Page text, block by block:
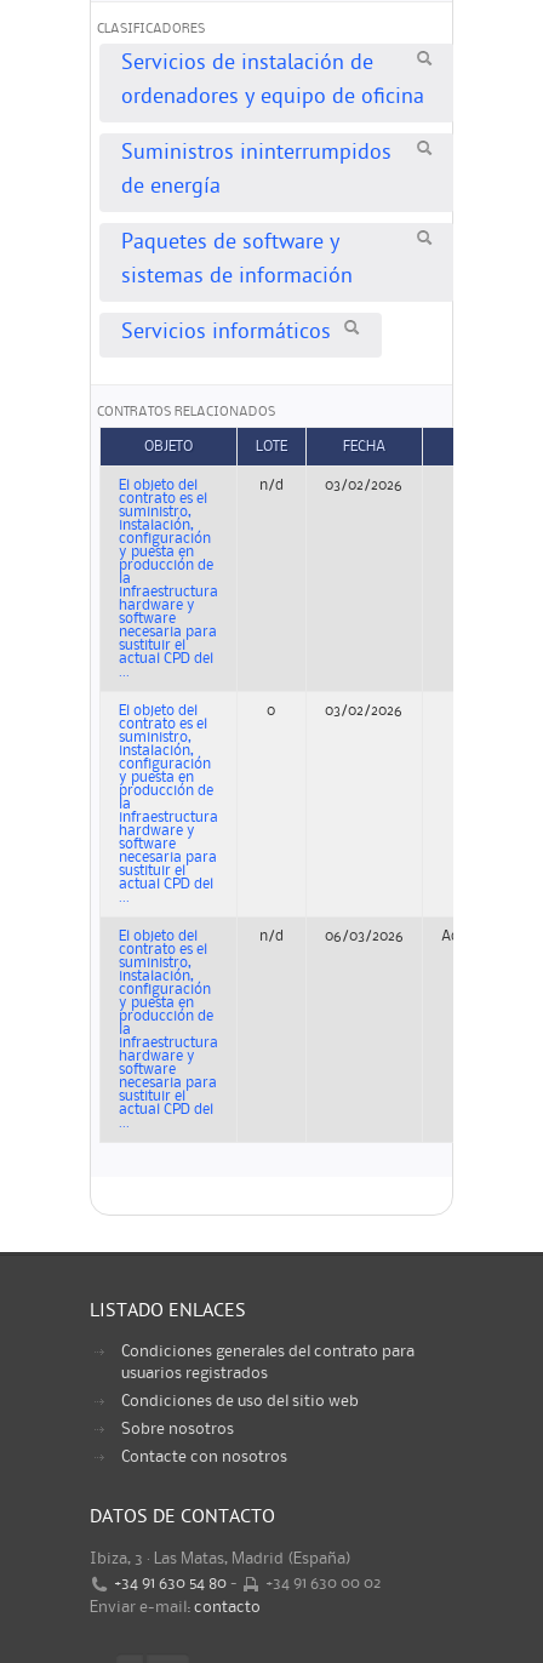
CLASIFICADORES
Servicios de instalación de
ordenadores y equipo de oficina
Suministros ininterrumpidos
de energía
Paquetes de software y
sistemas de información
Servicios informáticos
CONTRATOS RELACIONADOS
OBJETO LOTE FECHA
El objeto del
contrato es el
suministro,
instalación,
configuración
y puesta en
producción de
la
infraestructura
hardware y
software
necesaria para
sustituir el
actual CPD del
n/d 03/02/2026
El objeto del
contrato es el
suministro,
instalación,
configuración
y puesta en
producción de
la
infraestructura
hardware y
software
necesaria para
sustituir el
actual CPD del
0 03/02/2026
El objeto del
contrato es el
suministro,
instalación,
configuración
y puesta en
producción de
la
infraestructura
hardware y
software
necesaria para
sustituir el
actual CPD del
n/d 06/03/2026 Adjudicación
LISTADO ENLACES
Condiciones generales del contrato para
usuarios registrados
Condiciones de uso del sitio web
Sobre nosotros
Contacte con nosotros
DATOS DE CONTACTO
Ibiza, 3 · Las Matas, Madrid (España)
+34 91 630 54 80 -
+34 91 630 00 02
Enviar e-mail: contacto